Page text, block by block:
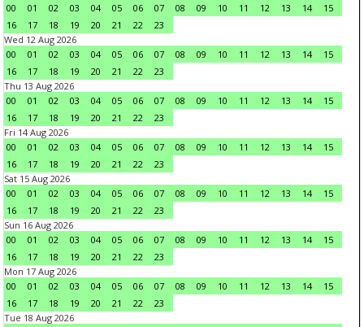
00
01 02 03 04 05 06 07 08 09 10 11 12 13 14
15
16
17 18 19 20 21 22
23
Wed 12 Aug 2026
00
01 02 03 04 05 06 07 08 09 10 11 12 13 14
15
16
17 18 19 20 21 22
23
Thu 13 Aug 2026
00
01 02 03 04 05 06 07 08 09 10 11 12 13 14
15
16
17 18 19 20 21 22
23
Fri 14 Aug 2026
00
01 02 03 04 05 06 07 08 09 10 11 12 13 14
15
16
17 18 19 20 21 22
23
Sat 15 Aug 2026
00
01 02 03 04 05 06 07 08 09 10 11 12 13 14
15
16
17 18 19 20 21 22
23
Sun 16 Aug 2026
00
01 02 03 04 05 06 07 08 09 10 11 12 13 14
15
16
17 18 19 20 21 22
23
Mon 17 Aug 2026
00
01 02 03 04 05 06 07 08 09 10 11 12 13 14
15
16
17 18 19 20 21 22
23
Tue 18 Aug 2026